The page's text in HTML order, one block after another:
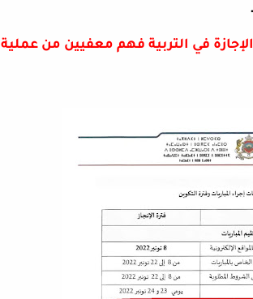
.
في التربية فهم معفيين من عملية